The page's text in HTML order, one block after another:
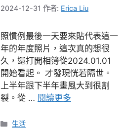
2024-12-31 作者: Erica Liu
照慣例最後一天要來貼代表這一
年的年度照片，這次真的想很
久，還打開相簿從2024.01.01
開始看起。 才發現恍若隔世。
上半年跟下半年畫風大到很割
裂。從 … 閱讀更多
分
生活